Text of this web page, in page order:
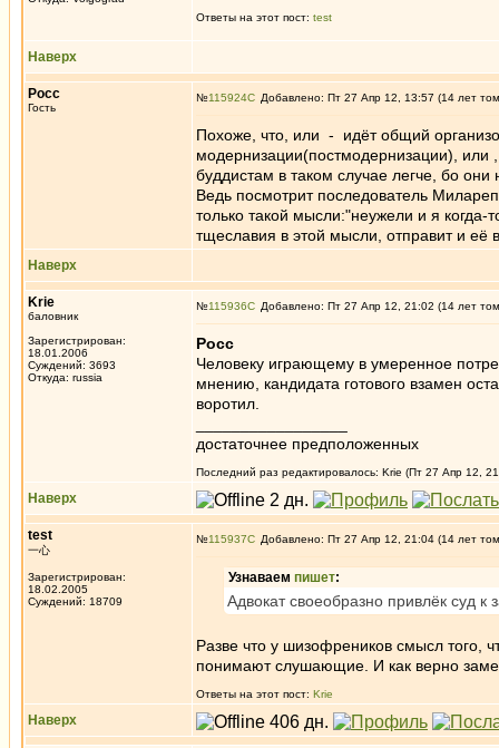
Ответы на этот пост: test
Наверх
Росс
Гость
№115924 Добавлено: Пт 27 Апр 12, 13:57 (14 лет
Похоже, что, или - идёт общий
модернизации(постмодернизации),
буддистам в таком случае легче, бо
Ведь посмотрит последователь
только такой мысли:"неужели и я когда-
тщеславия в этой мысли, отправит и её
Наверх
Krie
баловник
Зарегистрирован:
18.01.2006
Суждений: 3693
Откуда: russia
№115936 Добавлено: Пт 27 Апр 12, 21:02 (14 лет
Росс
Человеку играющему в умеренное
мнению, кандидата готового взамен
воротил.
достаточнее предположенных
Последний раз редактировалось: Krie (Пт 27 Апр 12,
Наверх
test
一心
Зарегистрирован:
18.02.2005
Суждений: 18709
№115937 Добавлено: Пт 27 Апр 12, 21:04 (14 лет
Узнаваем пишет:
Адвокат своеобразно привлёк суд к
Разве что у шизофреников смысл того,
понимают слушающие. И как верно
Ответы на этот пост: Krie
Наверх